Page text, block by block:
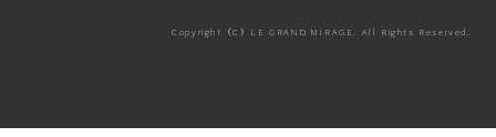
Copyright（C）LE GRAND MIRAGE. All Rights Reserved.